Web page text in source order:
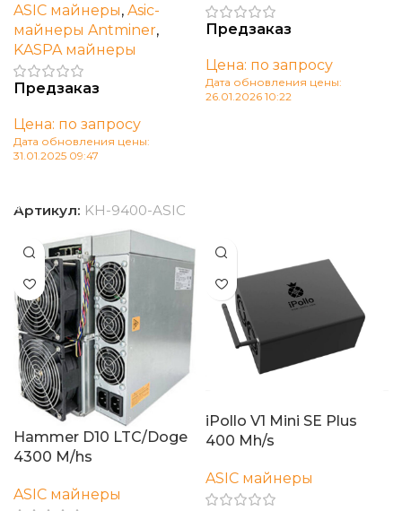
ASIC майнеры, Asic-
майнеры Antminer,
KASPA майнеры
Предзаказ
Цена: по запросу
Дата обновления цены:
31.01.2025 09:47
Артикул: KH-9400-ASIC
Предзаказ
Цена: по запросу
Дата обновления цены:
26.01.2026 10:22
Hammer D10 LTC/Doge
4300 M/hs
ASIC майнеры
iPollo V1 Mini SE Plus
400 Mh/s
ASIC майнеры